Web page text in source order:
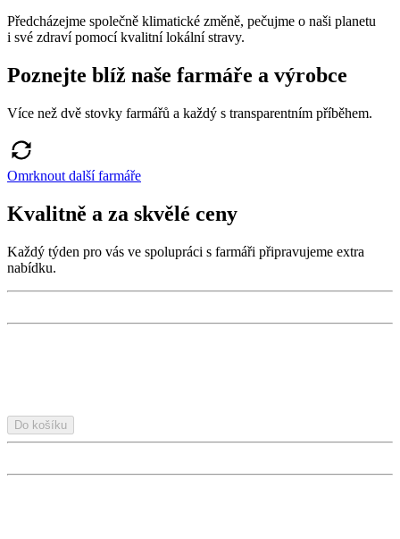
Předcházejme společně klimatické změně, pečujme o naši planetu
i své zdraví pomocí kvalitní lokální stravy.
Poznejte blíž naše farmáře a výrobce
Více než dvě stovky farmářů a každý s transparentním příběhem.
Omrknout další farmáře
Kvalitně a za skvělé ceny
Každý týden pro vás ve spolupráci s farmáři připravujeme extra
nabídku.
Do košíku